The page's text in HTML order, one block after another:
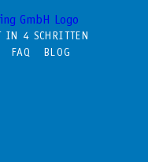
IN 4 SCHRITTEN
FAQ BLOG